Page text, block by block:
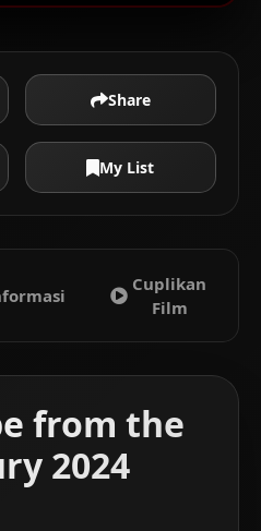
Share
My List
Cuplikan
Film
from the
2024